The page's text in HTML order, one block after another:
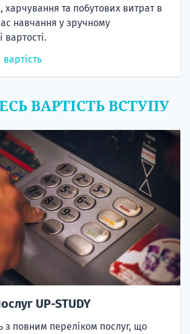
та побутових витрат в
навчання у зручному
вартості.
ВАРТІСТЬ ВСТУПУ
UP-STUDY
з повним переліком послуг, що